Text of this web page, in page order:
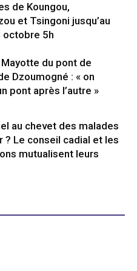
de Koungou,
et Tsingoni jusqu’au
octobre 5h
du pont de
Dzoumogné : « on
pont après l’autre »
au chevet des malades
? Le conseil cadial et les
mutualisent leurs